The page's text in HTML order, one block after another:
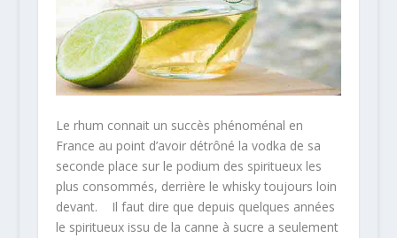
Le rhum connait un succès phénoménal en
France au point d’avoir détrôné la vodka de sa
seconde place sur le podium des spiritueux les
plus consommés, derrière le whisky toujours loin
devant. Il faut dire que depuis quelques années
le spiritueux issu de la canne à sucre a seulement